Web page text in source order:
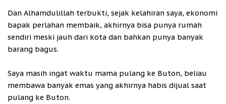
Dan Alhamdulillah terbukti, sejak kelahiran saya, ekonomi
bapak perlahan membaik, akhirnya bisa punya rumah
sendiri meski jauh dari kota dan bahkan punya banyak
barang bagus.
Saya masih ingat waktu mama pulang ke Buton, beliau
membawa banyak emas yang akhirnya habis dijual saat
pulang ke Buton.